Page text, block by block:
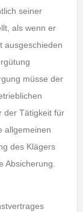
seiner
als wenn er
ausgeschieden
müsse der
der Tätigkeit für
allgemeinen
des Klägers
Absicherung.